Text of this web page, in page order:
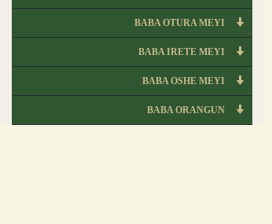
BABA OTURA MEYI
BABA IRETE MEYI
BABA OSHE MEYI
BABA ORANGUN